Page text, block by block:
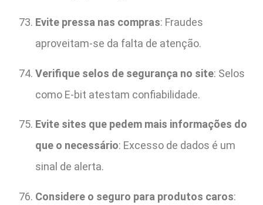
Evite pressa nas compras: Fraudes
aproveitam-se da falta de atenção.
Verifique selos de segurança no site: Selos
como E-bit atestam confiabilidade.
Evite sites que pedem mais informações do
que o necessário: Excesso de dados é um
sinal de alerta.
Considere o seguro para produtos caros: